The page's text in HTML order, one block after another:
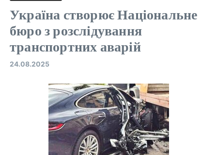
Україна створює Національне
бюро з розслідування
транспортних аварій
24.08.2025